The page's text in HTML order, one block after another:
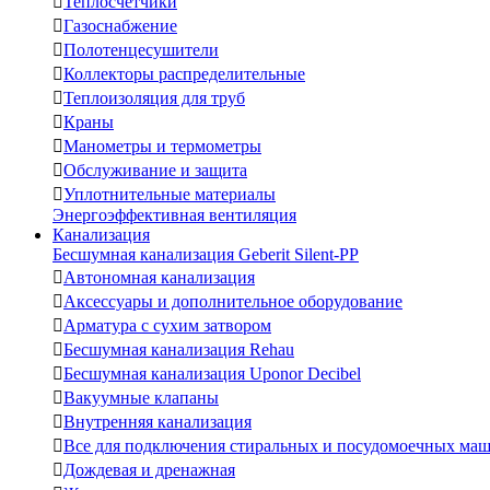
Газоснабжение
Полотенцесушители
Коллекторы распределительные
Теплоизоляция для труб
Краны
Манометры и термометры
Обслуживание и защита
Уплотнительные материалы
Энергоэффективная вентиляция
Канализация
Бесшумная канализация Geberit Silent-PP
Автономная канализация
Аксессуары и дополнительное оборудование
Арматура с сухим затвором
Бесшумная канализация Rehau
Бесшумная канализация Uponor Decibel
Вакуумные клапаны
Внутренняя канализация
Все для подключения стиральных и посудомоечных
Дождевая и дренажная